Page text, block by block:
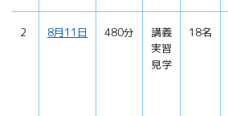
2 8月11日 480分
講義
実習
見学
18名